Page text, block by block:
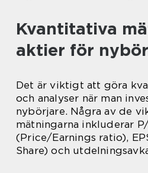
Kvantitativa
aktier för
Det är viktigt att göra
och analyser när man
nybörjare. Några av de
mätningarna inkluderar
(Price/Earnings ratio),
Share) och